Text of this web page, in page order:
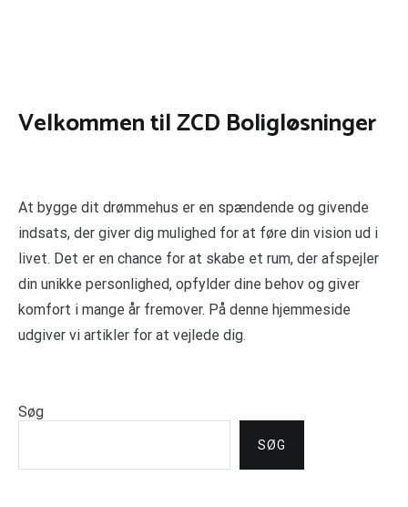
Velkommen til ZCD Boligløsninger
At bygge dit drømmehus er en spændende og givende
indsats, der giver dig mulighed for at føre din vision ud i
livet. Det er en chance for at skabe et rum, der afspejler
din unikke personlighed, opfylder dine behov og giver
komfort i mange år fremover. På denne hjemmeside
udgiver vi artikler for at vejlede dig.
Søg
SØG